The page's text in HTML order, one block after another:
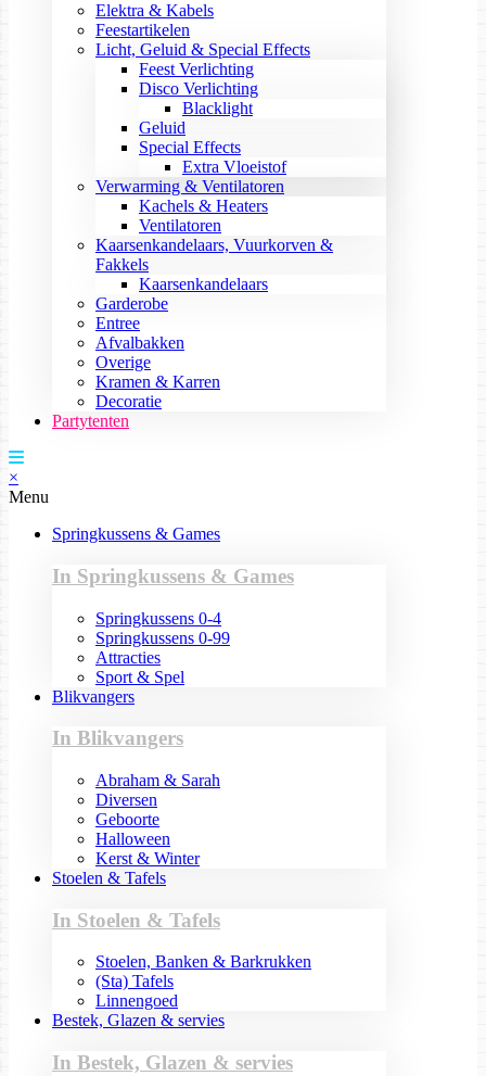
Elektra & Kabels
Feestartikelen
Licht, Geluid & Special Effects
Feest Verlichting
Disco Verlichting
Blacklight
Geluid
Special Effects
Extra Vloeistof
Verwarming & Ventilatoren
Kachels & Heaters
Ventilatoren
Kaarsenkandelaars, Vuurkorven &
Fakkels
Kaarsenkandelaars
Garderobe
Entree
Afvalbakken
Overige
Kramen & Karren
Decoratie
Partytenten
×
Menu
Springkussens & Games
In Springkussens & Games
Springkussens 0-4
Springkussens 0-99
Attracties
Sport & Spel
Blikvangers
In Blikvangers
Abraham & Sarah
Diversen
Geboorte
Halloween
Kerst & Winter
Stoelen & Tafels
In Stoelen & Tafels
Stoelen, Banken & Barkrukken
(Sta) Tafels
Linnengoed
Bestek, Glazen & servies
In Bestek, Glazen & servies